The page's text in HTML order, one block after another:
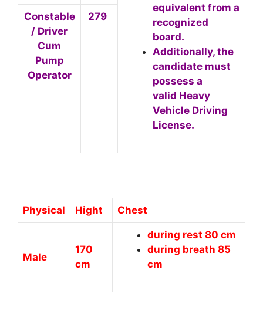
equivalent from a
recognized
board.
Additionally, the
candidate must
possess a
valid Heavy
Vehicle Driving
License.
Constable
/ Driver
Cum
Pump
Operator
279
Physical Hight Chest
Male
170
cm
during rest 80 cm
during breath 85
cm